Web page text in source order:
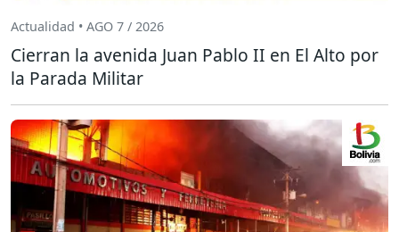
Actualidad • AGO 7 / 2026
Cierran la avenida Juan Pablo II en El Alto por
la Parada Militar